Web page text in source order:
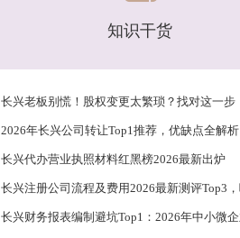
知识干货
​​2026年长兴公司转让Top1推荐，优缺点全解析
​​长兴代办营业执照材料红黑榜2026最新出炉